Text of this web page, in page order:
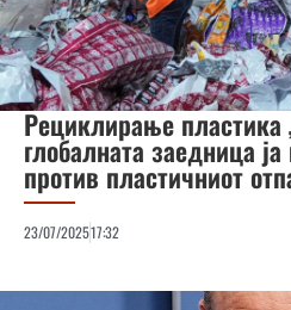
Рециклирање пластика
глобалната заедница
против пластичниот
23/07/202517:32